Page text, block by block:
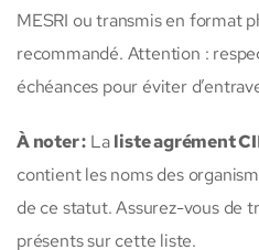
MESRI ou transmis en format
recommandé. Attention :
échéances pour éviter
À noter : Laliste agrément
contient les noms des
de ce statut. Assurez-vous de
présents sur cette liste.